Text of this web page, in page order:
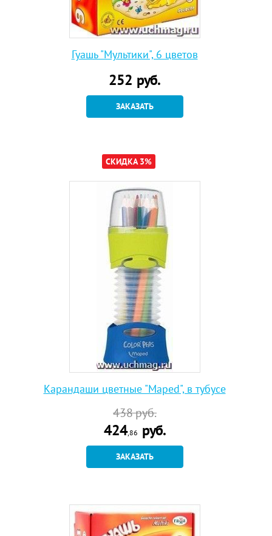
Гуашь "Мультики", 6 цветов
252 руб.
ЗАКАЗАТЬ
СКИДКА 3%
Карандаши цветные "Maped", в тубусе
438руб.
424,86 руб.
ЗАКАЗАТЬ